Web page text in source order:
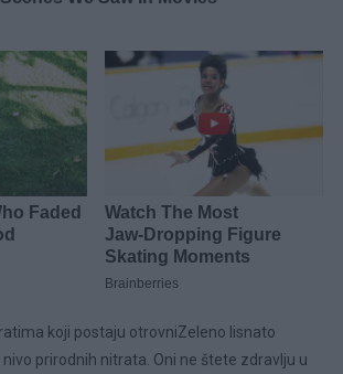
koji postaju otrovniZeleno lisnato
prirodnih nitrata. Oni ne štete zdravlju u